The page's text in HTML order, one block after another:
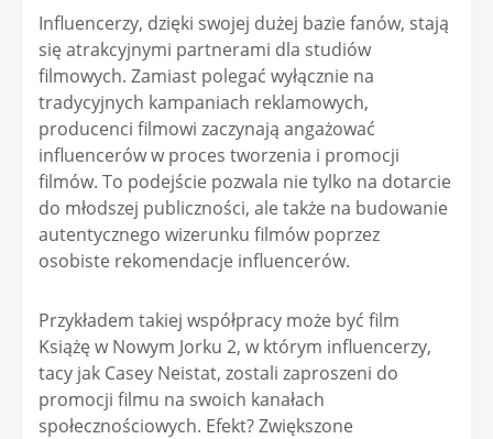
Influencerzy, dzięki swojej dużej bazie fanów, stają
się atrakcyjnymi partnerami dla studiów
filmowych. Zamiast polegać wyłącznie na
tradycyjnych kampaniach reklamowych,
producenci filmowi zaczynają angażować
influencerów w proces tworzenia i promocji
filmów. To podejście pozwala nie tylko na dotarcie
do młodszej publiczności, ale także na budowanie
autentycznego wizerunku filmów poprzez
osobiste rekomendacje influencerów.
Przykładem takiej współpracy może być film
Książę w Nowym Jorku 2, w którym influencerzy,
tacy jak Casey Neistat, zostali zaproszeni do
promocji filmu na swoich kanałach
społecznościowych. Efekt? Zwiększone